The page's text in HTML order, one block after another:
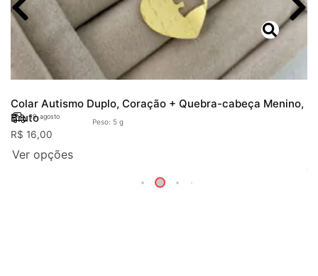
Colar Autismo Duplo, Coração + Quebra-cabeça Menino,
Bruto19. agosto
Peso: 5 g
R$ 16,00
Ver opções